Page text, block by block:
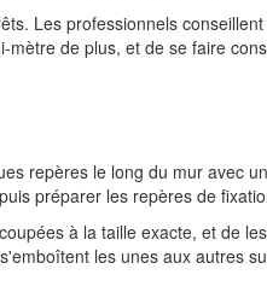
Les professionnels
de plus, et de se faire
repères le long du mur avec
préparer les repères de
à la taille exacte, et de
les unes aux autres